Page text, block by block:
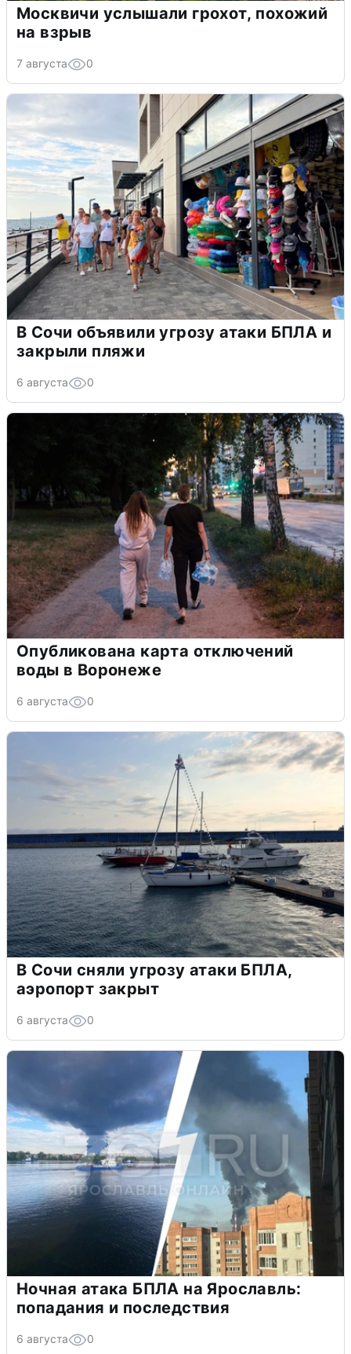
Москвичи услышали грохот, похожий
на взрыв
7 августа 0
В Сочи объявили угрозу атаки БПЛА и
закрыли пляжи
6 августа 0
Опубликована карта отключений
воды в Воронеже
6 августа 0
В Сочи сняли угрозу атаки БПЛА,
аэропорт закрыт
6 августа 0
Ночная атака БПЛА на Ярославль:
попадания и последствия
6 августа 0